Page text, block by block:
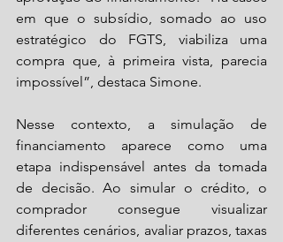
em que o subsídio, somado ao uso
estratégico do FGTS, viabiliza uma
compra que, à primeira vista, parecia
impossível”, destaca Simone.
Nesse contexto, a simulação de
financiamento aparece como uma
etapa indispensável antes da tomada
de decisão. Ao simular o crédito, o
comprador consegue visualizar
diferentes cenários, avaliar prazos, taxas